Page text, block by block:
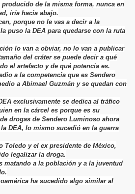
de la misma forma, nunca en
iría hacia abajo.
porque no le vas a decir a la
puso la DEA para quedarse con la ruta
lo van a obviar, no lo van a publicar
del cráter se puede decir a qué
el artefacto y de qué potencia es.
a la competencia que es Sendero
a Abimael Guzmán y se quedan con
exclusivamente se dedica al tráfico
en la cárcel es porque es su
drogas de Sendero Luminoso ahora
DEA, lo mismo sucedió en la guerra
Toledo y el ex presidente de México,
legalizar la droga.
matando a la población y a la juventud
ha sucedido algo similar al